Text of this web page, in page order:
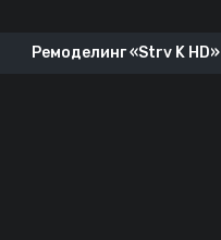
Ремоделинг «Strv K HD»